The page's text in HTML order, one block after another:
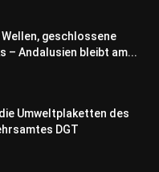
geschlossene
– Andalusien bleibt am...
Umweltplaketten des
DGT